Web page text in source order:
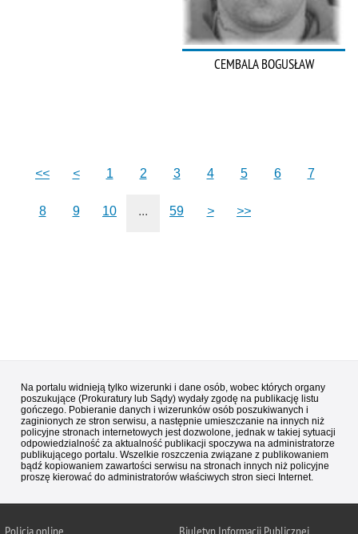
CEMBALA BOGUSŁAW
<< < 1 2 3 4 5 6 7
8 9 10 ... 59 > >>
Na portalu widnieją tylko wizerunki i dane osób, wobec których organy
poszukujące (Prokuratury lub Sądy) wydały zgodę na publikację listu
gończego. Pobieranie danych i wizerunków osób poszukiwanych i
zaginionych ze stron serwisu, a następnie umieszczanie na innych niż
policyjne stronach internetowych jest dozwolone, jednak w takiej sytuacji
odpowiedzialność za aktualność publikacji spoczywa na administratorze
publikującego portalu. Wszelkie roszczenia związane z publikowaniem
bądź kopiowaniem zawartości serwisu na stronach innych niż policyjne
proszę kierować do administratorów właściwych stron sieci Internet.